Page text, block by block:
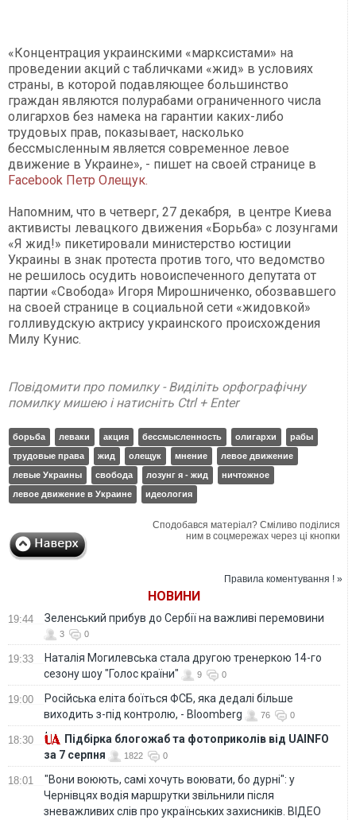
«Концентрация украинскими «марксистами» на
проведении акций с табличками «жид» в условиях
страны, в которой подавляющее большинство
граждан являются полурабами ограниченного числа
олигархов без намека на гарантии каких-либо
трудовых прав, показывает, насколько
бессмысленным является современное левое
движение в Украине», - пишет на своей странице в
Facebook Петр Олещук.
Напомним, что в четверг, 27 декабря, в центре Киева
активисты левацкого движения «Борьба» с лозунгами
«Я жид!» пикетировали министерство юстиции
Украины в знак протеста против того, что ведомство
не решилось осудить новоиспеченного депутата от
партии «Свобода» Игоря Мирошниченко, обозвавшего
на своей странице в социальной сети «жидовкой»
голливудскую актрису украинского происхождения
Милу Кунис.
Повідомити про помилку - Виділіть орфографічну
помилку мишею і натисніть Ctrl + Enter
борьба леваки акция бессмысленность олигархи
рабы
трудовые права
жид олещук мнение
левое движение
левые Украины
свобода лозунг я - жид
ничтожное
левое движение в Украине
идеология
Сподобався матеріал? Сміливо поділися
ним в соцмережах через ці кнопки
Правила коментування ! »
НОВИНИ
19:44 Зеленський прибув до Сербії на важливі перемовини
3 0
19:33
Наталія Могилевська стала другою тренеркою 14-го
сезону шоу "Голос країни"
9 0
19:00
Російська еліта боїться ФСБ, яка дедалі більше
виходить з-під контролю, - Bloomberg
76 0
18:30
Підбірка блогожаб та фотоприколів від UAINFO
за 7 серпня
1822 0
18:01
"Вони воюють, самі хочуть воювати, бо дурні": у
Чернівцях водія маршрутки звільнили після
зневажливих слів про українських захисників. ВІДЕО